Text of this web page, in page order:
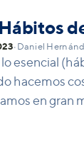
• Daniel
lo esencial
hacemos
en gran